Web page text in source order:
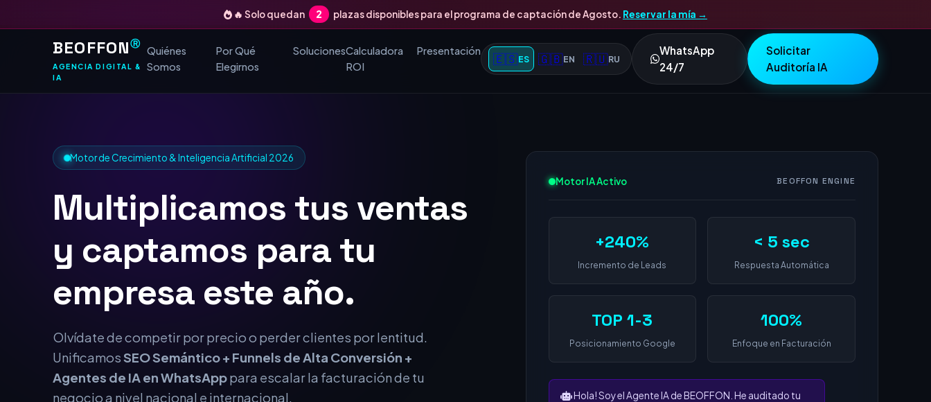
🔥 Solo quedan 2 plazas disponibles para el programa de captación de Agosto. Reservar la mía →
BEOFFONⓇ
AGENCIA DIGITAL &
IA
Quiénes
Somos
Por Qué
Elegirnos
SolucionesCalculadora
ROI
Presentación
🇪🇸ES 🇬🇧EN 🇷🇺RU
WhatsApp
24/7
Solicitar
Auditoría IA
Motor de Crecimiento & Inteligencia Artificial 2026
Multiplicamos tus ventas
y captamos TOP 1 en Goo
para tu empresa este año.
Olvídate de competir por precio o perder clientes por lentitud.
UnificamosSEO Semántico + Funnels de Alta Conversión +
Agentes de IA en WhatsApppara escalar la facturación de tu
negocio a nivel nacional e internacional.
Motor IA Activo BEOFFON ENGINE
+240%
Incremento de Leads
< 5 sec
Respuesta Automática
TOP 1-3
Posicionamiento Google
100%
Enfoque en Facturación
Hola! Soy el Agente IA de BEOFFON. He auditado tu